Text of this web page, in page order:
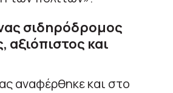
σιδηρόδρομος
αξιόπιστος και
αναφέρθηκε και στο